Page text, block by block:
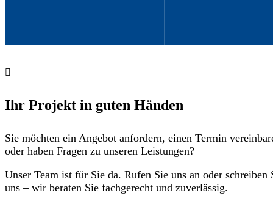
Ihr Projekt in guten Händen
Sie möchten ein Angebot anfordern, einen Termin
oder haben Fragen zu unseren Leistungen?
Unser Team ist für Sie da. Rufen Sie uns an oder schreiben
uns – wir beraten Sie fachgerecht und zuverlässig.